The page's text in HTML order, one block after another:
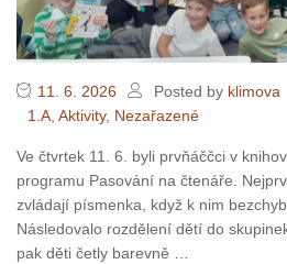
11. 6. 2026 Posted by klimova
1.A Aktivity, Nezařazené
Ve čtvrtek 11. 6. byli prvňáččci v
programu Pasování na čtenáře.
zvládají písmenka, když k nim
Následovalo rozdělení dětí do
pak děti četly barevně